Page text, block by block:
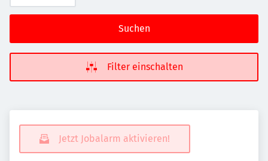
Suchen
Filter einschalten
Jetzt Jobalarm aktivieren!